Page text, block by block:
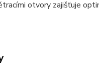
otvory zajišťuje